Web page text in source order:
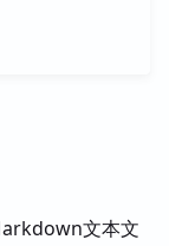
文本文